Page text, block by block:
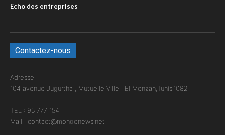
Echo des entreprises
Contactez-nous
Adresse :
104 avenue Jugurtha , Mutuelle Ville , El Menzah,Tunis,1082
TEL : 95 777 154
Mail : contact@mondenews.net